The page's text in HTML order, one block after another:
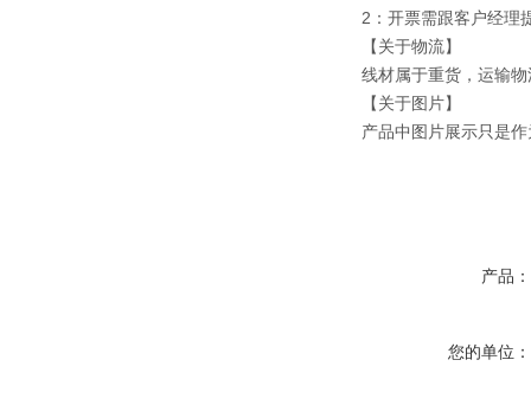
2：开票需跟客户经理
【关于物流】
线材属于重货，运输
【关于图片】
产品中图片展示只是
产品：
您的单位：